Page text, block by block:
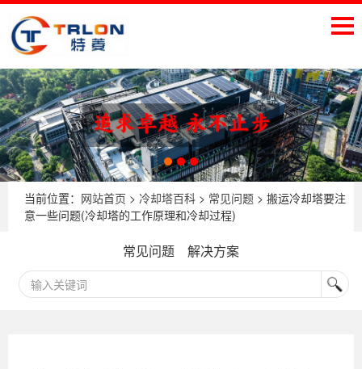
当前位置： 网站首页 > 冷却塔百科 > 常见问题 > 搬运冷却塔要注
意一些问题(冷却塔的工作原理和冷却过程)
常见问题 解决方案